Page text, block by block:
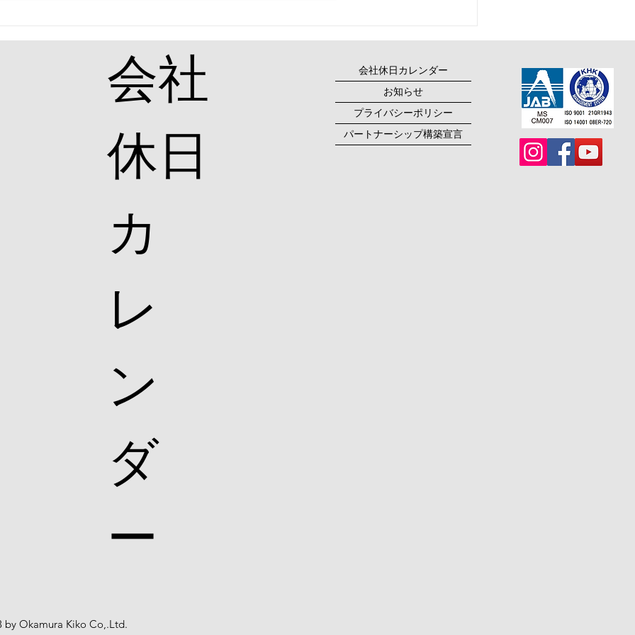
た✨
by Okamura Kiko Co,.Ltd.
​会社
休日
カ
レ
ン
ダ
ー
会社休日カレンダー
お知らせ
プライバシーポリシー
パートナーシップ構築宣言